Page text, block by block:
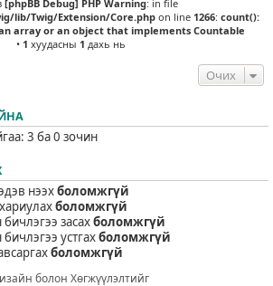
[phpBB Debug] PHP Warning: in file
lib/Twig/Extension/Core.phpon line 1266: count():
array or an object that implements Countable
• 1 хуудасны 1 дахь нь
Очих
3 ба 0 зочин
нээхболомжгүй
боломжгүй
засахболомжгүй
устгахболомжгүй
боломжгүй
болон Хөгжүүлэлтийг